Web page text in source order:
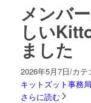
メンバ
しい
ました
2026年5月7日/カテ
キットズット事務局
さらに読む